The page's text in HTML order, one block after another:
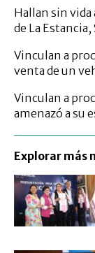
Hallan sin
de La Estancia,
Vinculan a
venta de un
Vinculan a
amenazó a su
Explorar más